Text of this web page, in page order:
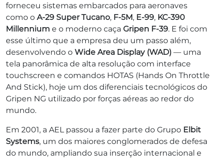
forneceu sistemas embarcados para aeronaves
como o A-29 Super Tucano, F-5M, E-99, KC-390
Millennium e o moderno caça Gripen F-39. E foi com
esse último que a empresa deu um passo além,
desenvolvendo o Wide Area Display (WAD) — uma
tela panorâmica de alta resolução com interface
touchscreen e comandos HOTAS (Hands On Throttle
And Stick), hoje um dos diferenciais tecnológicos do
Gripen NG utilizado por forças aéreas ao redor do
mundo.
Em 2001, a AEL passou a fazer parte do Grupo Elbit
Systems, um dos maiores conglomerados de defesa
do mundo, ampliando sua inserção internacional e